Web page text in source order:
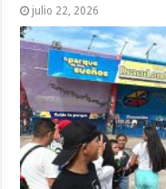
julio 22, 2026